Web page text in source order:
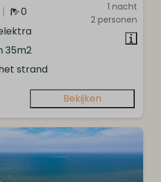
1 nacht
2 personen
0
35m2
strand
Bekijken